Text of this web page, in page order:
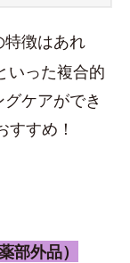
徴はあれ
いった複合的
ケアができ
すめ！
部外品）